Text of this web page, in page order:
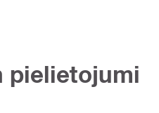
pielietojumi